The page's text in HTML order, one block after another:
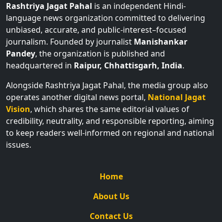
Rashtriya Jagat Pahal is an independent Hindi-
language news organization committed to delivering
unbiased, accurate, and public-interest–focused
journalism. Founded by journalist Manishankar
Pandey, the organization is published and
headquartered in Raipur, Chhattisgarh, India.
Alongside Rashtriya Jagat Pahal, the media group also
operates another digital news portal, National Jagat
Vision, which shares the same editorial values of
credibility, neutrality, and responsible reporting, aiming
to keep readers well-informed on regional and national
issues.
Home
About Us
Contact Us